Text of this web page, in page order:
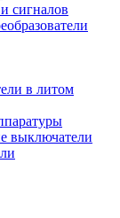
сигналов
в литом
выключатели